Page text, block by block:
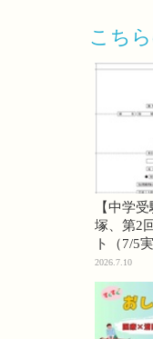
こち
【中学
塚、第2
ト（7/5
74・桜蔭
2026.7.10